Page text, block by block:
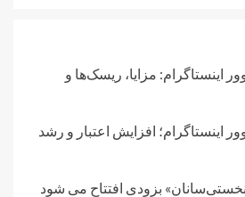
اینستاگرام: مزایا، ریسک‌ها و
اینستاگرام؛ افزایش اعتبار و رشد
بزودی افتتاح می شود